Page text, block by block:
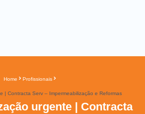
Home Profissionais
| Contracta Serv – Impermeabilização e Reformas
urgente | Contracta